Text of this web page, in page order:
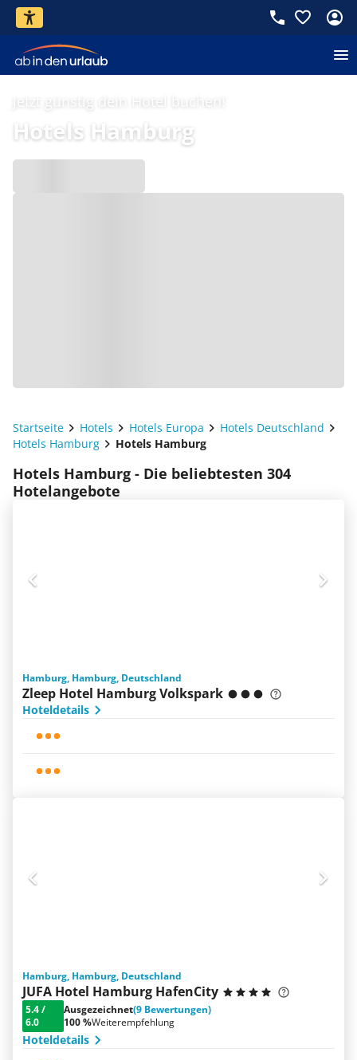
Jetzt günstig dein Hotel buchen!
Hotels Hamburg
Startseite Hotels Hotels Europa
Hotels Deutschland
Hotels Hamburg
Hotels Hamburg
Hotels Hamburg - Die beliebtesten 304
Hotelangebote
Hamburg, Hamburg, Deutschland
Zleep Hotel Hamburg Volkspark
Hoteldetails
Hamburg, Hamburg, Deutschland
JUFA Hotel Hamburg HafenCity
5.4/
6.0
Ausgezeichnet(9 Bewertungen)
100 %Weiterempfehlung
Hoteldetails